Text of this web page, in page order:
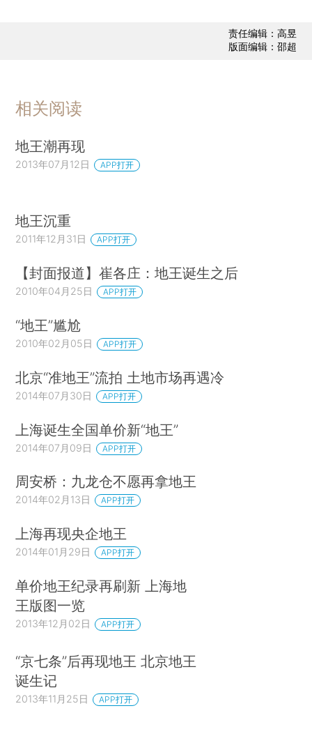
责任编辑：高昱
版面编辑：邵超
相关阅读
地王潮再现
2013年07月12日 APP打开
地王沉重
2011年12月31日 APP打开
【封面报道】崔各庄：地王诞生之后
2010年04月25日 APP打开
“地王”尴尬
2010年02月05日 APP打开
北京“准地王”流拍 土地市场再遇冷
2014年07月30日 APP打开
上海诞生全国单价新“地王”
2014年07月09日 APP打开
周安桥：九龙仓不愿再拿地王
2014年02月13日 APP打开
上海再现央企地王
2014年01月29日 APP打开
单价地王纪录再刷新 上海地
王版图一览
2013年12月02日 APP打开
“京七条”后再现地王 北京地王
诞生记
2013年11月25日 APP打开